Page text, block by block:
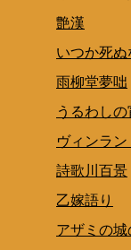
艶漢
いつか死
雨柳堂夢咄
うるわしの
ヴィンラ
詩歌川百景
乙嫁語り
アザミの城